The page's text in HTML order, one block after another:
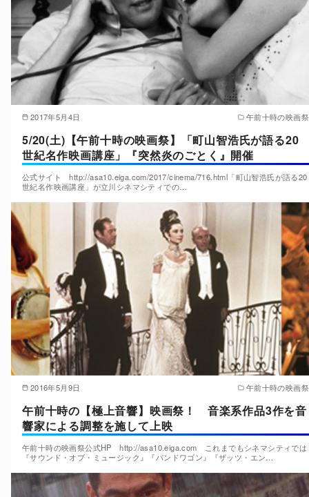
2017年5月4日 午前十時の映画祭
5/20(土)【午前十時の映画祭】「町山智浩氏が語る20
世紀名作映画講座」『突然炎のごとく』開催
公式サイト http://asa10.eiga.com/2017/cinema/716.html「町山智浩氏が語る20
世紀名作映画講座」が立川シネマシティでの…
2016年5月9日 午前十時の映画祭
午前十時の【極上音響】映画祭！ 音楽系作品3作を音
響家による調整を施して上映
午前十時の映画祭公式HP http://asa10.eiga.com これまでもシネマシティでは
『サウンド・オブ・ミュージック』『バンドワゴン』『ザッツ・エン…